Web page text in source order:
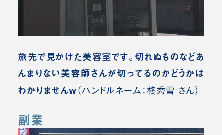
旅先で見かけた美容室です。切れぬものなどあ
んまりない美容師さんが切ってるのかどうかは
わかりませんw （ハンドルネーム：柊秀雪 さん）
副業